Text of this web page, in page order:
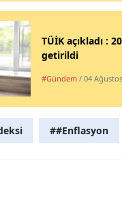
TÜİK açıkladı :
getirildi
#Gündem / 04
##Enflasyon